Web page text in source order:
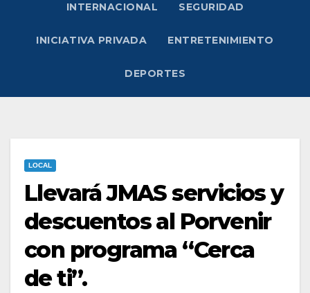
INTERNACIONAL SEGURIDAD
INICIATIVA PRIVADA ENTRETENIMIENTO
DEPORTES
LOCAL
Llevará JMAS servicios y
descuentos al Porvenir
con programa “Cerca
de ti”.